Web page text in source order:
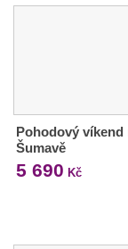
Pohodový víkend
Šumavě
5 690 Kč